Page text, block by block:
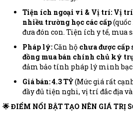
Tiện ích ngoại vi & Vị trí: Vị trí
nhiều trường học các cấp
đưa đón con. Tiện ích y tế, mua
Pháp lý:Căn hộ chưa được cấp
đồng mua bán chính chủ ký
đảm bảo tính pháp lý minh
Giá bán: 4.3 TỶ(Mức giá rất
đầy đủ tiện nghi, vị trí đắc địa và
🌟 ĐIỂM NỔI BẬT TẠO NÊN GIÁ TRỊ